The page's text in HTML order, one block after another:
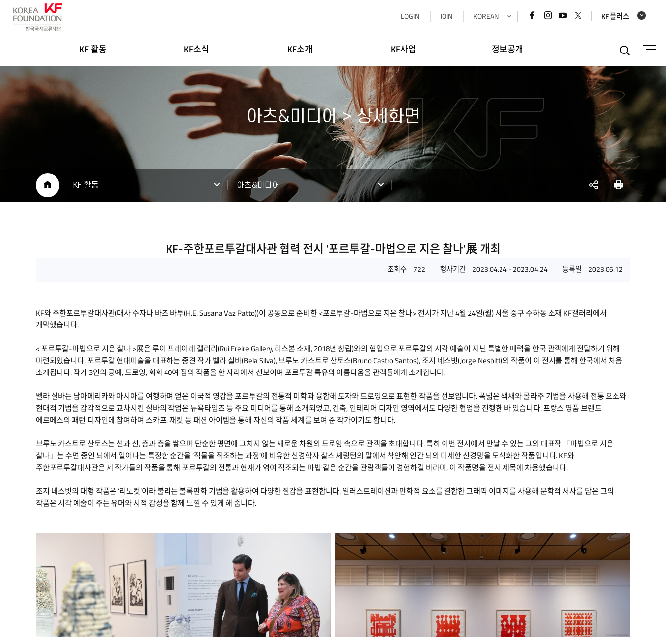
LOGIN JOIN KOREAN 페이스북
인스타그램
유튜브
바로가기
x
바로가기
KF 플러스
KF 활동
한국학
글로벌네트워킹
KF소식
고객센터
인재채용
공공외교 자료
KF소개
이사장소개
윤리·인권경영
신고센터
기부참여
찾아오시는길
KF사업
한국학
글로벌네트워킹
문화교류
KF 글로벌 센터
한-중앙아협력포럼사무국
KF 아세안문화원
정보공개
경영공시정보
재정정보공개
데이터기반행정
사업실명제
통합
아츠&미디어 > 상세화면
HOMEKF 활동 아츠&미디어 SNS 인쇄
KF-주한포르투갈대사관 협력 전시 '포르투갈-마법으로 지은 찰나'展 개최
조회수 722 행사기간 2023.04.24 - 2023.04.24 등록일 2023.05.12
KF와 주한포르투갈대사관(대사 수자나 바즈 바투(H.E. Susana Vaz Patto))이 공동으로 준비한 <포르투갈-마법으로 지은 찰나> 전시가 지난 4월 24일(월) 서울 중구 수하동 소재 KF갤러리에서
개막했습니다.
< 포르투갈-마법으로 지은 찰나 >展은 루이 프레이레 갤러리(Rui Freire Gallery, 리스본 소재, 2018년 창립)와의 협업으로 포르투갈의 시각 예술이 지닌 특별한 매력을 한국 관객에게 전달하기 위해
마련되었습니다. 포르투갈 현대미술을 대표하는 중견 작가 벨라 실바(Bela Silva), 브루노 카스트로 산토스(Bruno Castro Santos), 조지 네스빗(Jorge Nesbitt)의 작품이 이 전시를 통해 한국에서 처음
소개됩니다. 작가 3인의 공예, 드로잉, 회화 40여 점의 작품을 한 자리에서 선보이며 포르투갈 특유의 아름다움을 관객들에게 소개합니다.
벨라 실바는 남아메리카와 아시아를 여행하며 얻은 이국적 영감을 포르투갈의 전통적 미학과 융합해 도자와 드로잉으로 표현한 작품을 선보입니다. 폭넓은 색채와 콜라주 기법을 사용해 전통 요소와
현대적 기법을 감각적으로 교차시킨 실바의 작업은 뉴욕타임즈 등 주요 미디어를 통해 소개되었고, 건축, 인테리어 디자인 영역에서도 다양한 협업을 진행한 바 있습니다. 프랑스 명품 브랜드
에르메스의 패턴 디자인에 참여하여 스카프, 재킷 등 패션 아이템을 통해 자신의 작품 세계를 보여 준 작가이기도 합니다.
브루노 카스트로 산토스는 선과 선, 층과 층을 쌓으며 단순한 평면에 그치지 않는 새로운 차원의 드로잉 속으로 관객을 초대합니다. 특히 이번 전시에서 만날 수 있는 그의 대표작 「마법으로 지은
찰나」는 수면 중인 뇌에서 일어나는 특정한 순간을 ‘직물을 직조하는 과정’에 비유한 신경학자 찰스 셰링턴의 말에서 착안해 인간 뇌의 미세한 신경망을 도식화한 작품입니다. KF와
주한포르투갈대사관은 세 작가들의 작품을 통해 포르투갈의 전통과 현재가 엮여 직조되는 마법 같은 순간을 관람객들이 경험하길 바라며, 이 작품명을 전시 제목에 차용했습니다.
조지 네스빗의 대형 작품은 ‘리노컷’이라 불리는 볼록판화 기법을 활용하여 다양한 질감을 표현합니다. 일러스트레이션과 만화적 요소를 결합한 그래픽 이미지를 사용해 문학적 서사를 담은 그의
작품은 시각 예술이 주는 유머와 시적 감성을 함께 느낄 수 있게 해 줍니다.